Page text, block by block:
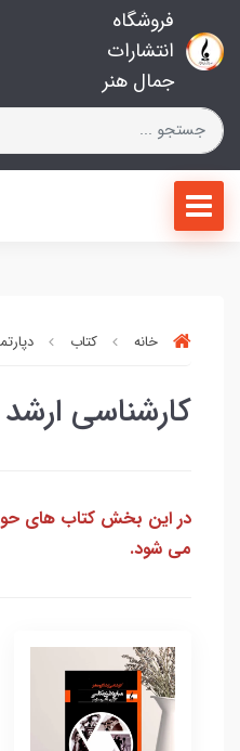
فروشگاه
انتشارات
جمال هنر
خانه کتاب
کارشناسی ارشد
در این بخش کتاب های
می شود.